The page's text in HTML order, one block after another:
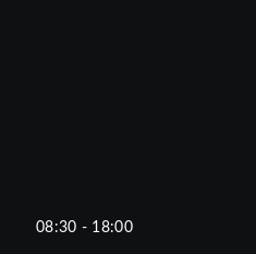
08:30 - 18:00